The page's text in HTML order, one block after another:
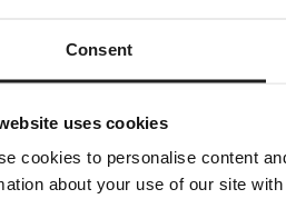
Consent
uses cookies
cookies to personalise content
about your use of our site